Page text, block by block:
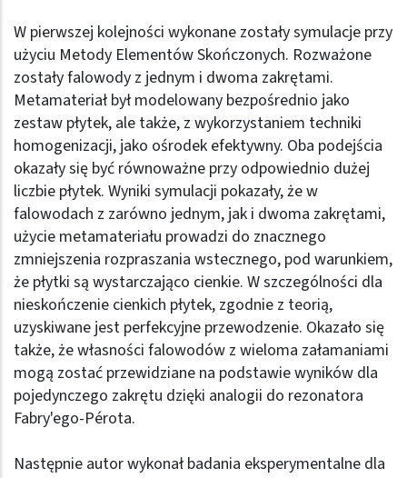
W pierwszej kolejności wykonane zostały symulacje przy
użyciu Metody Elementów Skończonych. Rozważone
zostały falowody z jednym i dwoma zakrętami.
Metamateriał był modelowany bezpośrednio jako
zestaw płytek, ale także, z wykorzystaniem techniki
homogenizacji, jako ośrodek efektywny. Oba podejścia
okazały się być równoważne przy odpowiednio dużej
liczbie płytek. Wyniki symulacji pokazały, że w
falowodach z zarówno jednym, jak i dwoma zakrętami,
użycie metamateriału prowadzi do znacznego
zmniejszenia rozpraszania wstecznego, pod warunkiem,
że płytki są wystarczająco cienkie. W szczególności dla
nieskończenie cienkich płytek, zgodnie z teorią,
uzyskiwane jest perfekcyjne przewodzenie. Okazało się
także, że własności falowodów z wieloma załamaniami
mogą zostać przewidziane na podstawie wyników dla
pojedynczego zakrętu dzięki analogii do rezonatora
Fabry'ego-Pérota.
Następnie autor wykonał badania eksperymentalne dla